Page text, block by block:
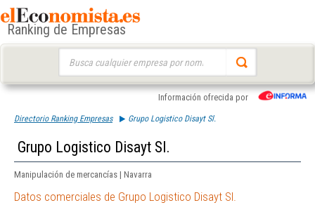
Ranking de Empresas
Información ofrecida por
Directorio Ranking Empresas Grupo Logistico Disayt Sl.
Grupo Logistico Disayt Sl.
Manipulación de mercancías | Navarra
Datos comerciales de Grupo Logistico Disayt Sl.